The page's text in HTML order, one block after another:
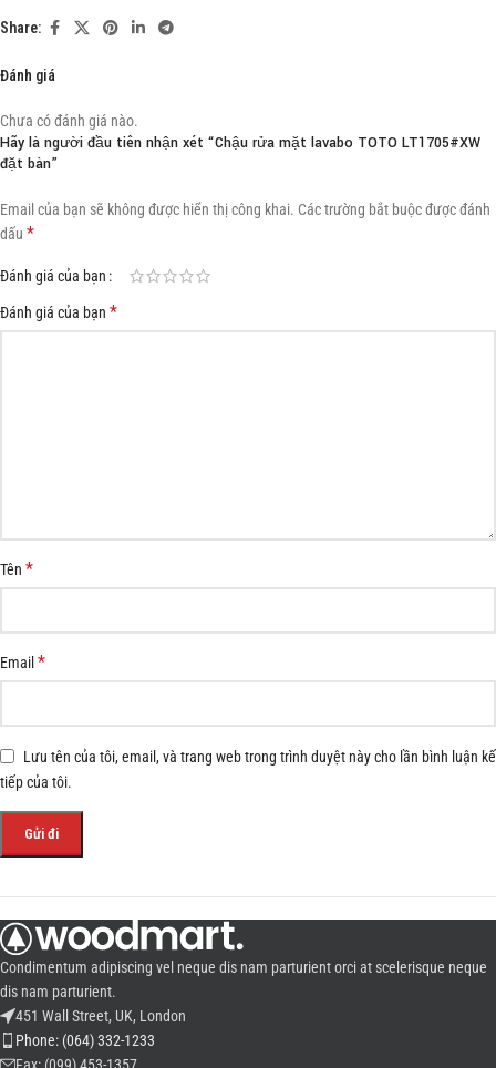
Share:
Đánh giá
Chưa có đánh giá nào.
Hãy là người đầu tiên nhận xét “Chậu rửa mặt lavabo TOTO LT1705#XW
đặt bàn”
Email của bạn sẽ không được hiển thị công khai. Các trường bắt buộc được đánh
dấu *
Đánh giá của bạn
Đánh giá của bạn *
Tên *
Email*
Lưu tên của tôi, email, và trang web trong trình duyệt này cho lần bình luận kế
tiếp của tôi.
Condimentum adipiscing vel neque dis nam parturient orci at scelerisque neque
dis nam parturient.
451 Wall Street, UK, London
Phone: (064) 332-1233
Fax: (099) 453-1357